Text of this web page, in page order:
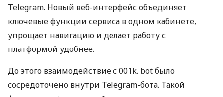
Telegram. Новый веб-интерфейс объединяет
ключевые функции сервиса в одном кабинете,
упрощает навигацию и делает работу с
платформой удобнее.
До этого взаимодействие с 001k. bot было
сосредоточено внутри Telegram-бота. Такой